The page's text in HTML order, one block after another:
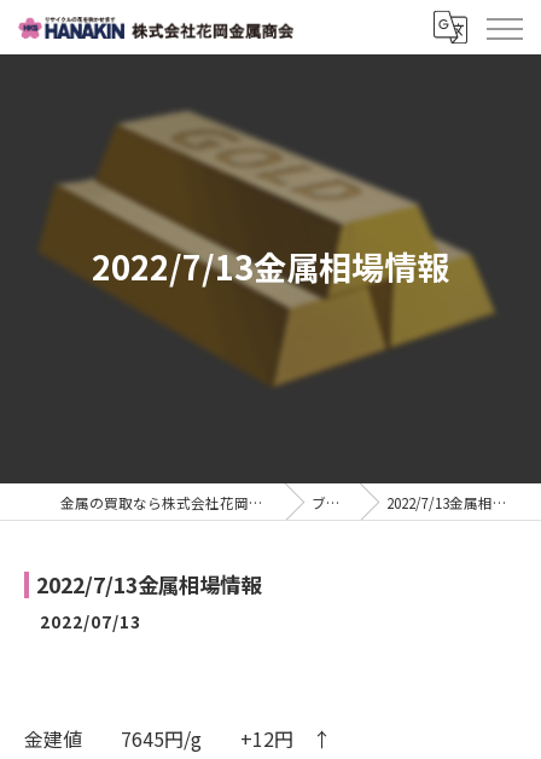
2022/7/13金属相場情報
金属の買取なら株式会社花岡金属商会 ブログ 2022/7/13金属相場情報
2022/7/13金属相場情報
2022/07/13
金建値 7645円/g +12円 ↑